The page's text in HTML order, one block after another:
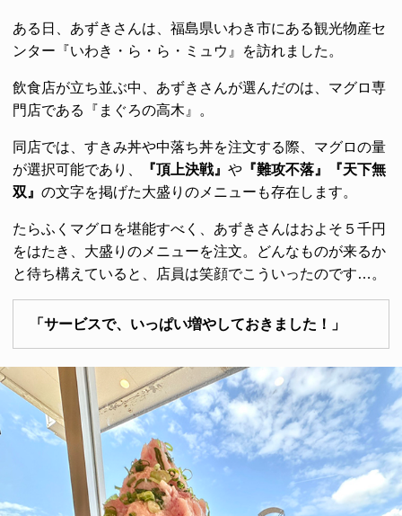
ある日、あずきさんは、福島県いわき市にある観光物産セ
ンター『いわき・ら・ら・ミュウ』を訪れました。
飲食店が立ち並ぶ中、あずきさんが選んだのは、マグロ専
門店である『まぐろの高木』。
同店では、すきみ丼や中落ち丼を注文する際、マグロの量
が選択可能であり、
『頂上決戦』 や 『難攻不落』『天下無
双』 の文字を掲げた大盛りのメニューも存在します。
たらふくマグロを堪能すべく、あずきさんはおよそ５千円
をはたき、大盛りのメニューを注文。どんなものが来るか
と待ち構えていると、店員は笑顔でこういったのです…。
「サービスで、いっぱい増やしておきました！」